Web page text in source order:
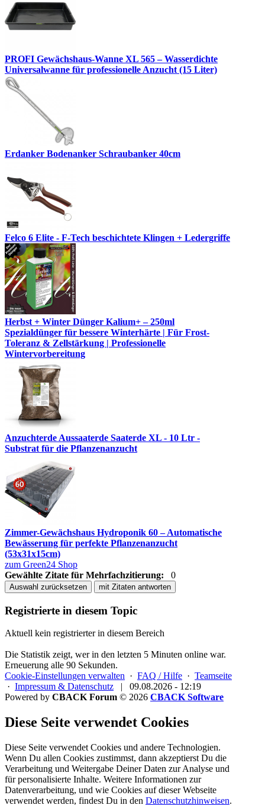
PROFI Gewächshaus-Wanne XL 565 – Wasserdichte
Universalwanne für professionelle Anzucht (15 Liter)
Erdanker Bodenanker Schraubanker 40cm
Felco 6 Elite - F-Tech beschichtete Klingen + Ledergriffe
Herbst + Winter Dünger Kalium+ – 250ml
Spezialdünger für bessere Winterhärte | Für Frost-
Toleranz & Zellstärkung | Professionelle
Wintervorbereitung
Anzuchterde Aussaaterde Saaterde XL - 10 Ltr -
Substrat für die Pflanzenanzucht
Zimmer-Gewächshaus Hydroponik 60 – Automatische
Bewässerung für perfekte Pflanzenanzucht
(53x31x15cm)
zum Green24 Shop
Gewählte Zitate für Mehrfachzitierung:
0
Auswahl zurücksetzen mit Zitaten antworten
Registrierte in diesem Topic
Aktuell kein registrierter in diesem Bereich
Die Statistik zeigt, wer in den letzten 5 Minuten online war.
Erneuerung alle 90 Sekunden.
Cookie-Einstellungen verwalten · FAQ / Hilfe · Teamseite
· Impressum & Datenschutz |
09.08.2026 - 12:19
Powered by CBACK Forum © 2026 CBACK Software
Diese Seite verwendet Cookies
Diese Seite verwendet Cookies und andere Technologien.
Wenn Du allen Cookies zustimmst, dann akzeptierst Du die
Verarbeitung und Weitergabe Deiner Daten zur Analyse und
für personalisierte Inhalte. Weitere Informationen zur
Datenverarbeitung, und wie Cookies auf dieser Webseite
verwendet werden, findest Du in den Datenschutzhinweisen.